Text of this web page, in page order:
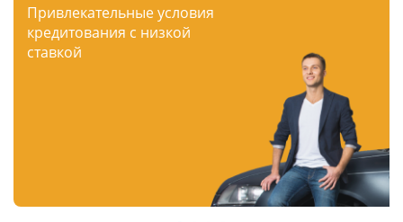
Привлекательные условия
кредитования с низкой
ставкой